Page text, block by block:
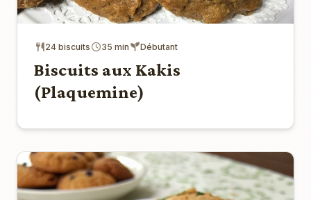
24 biscuits 35 min Débutant
Biscuits aux Kakis
(Plaquemine)